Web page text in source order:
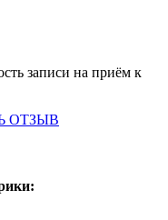
записи на приём к
ОТЗЫВ